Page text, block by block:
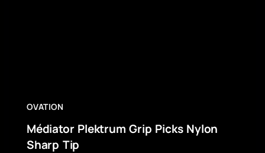
OVATION
Médiator Plektrum Grip Picks Nylon
Sharp Tip